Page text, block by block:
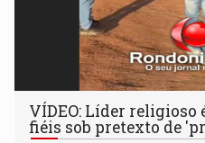
VÍDEO: Líder religioso
fiéis sob pretexto de